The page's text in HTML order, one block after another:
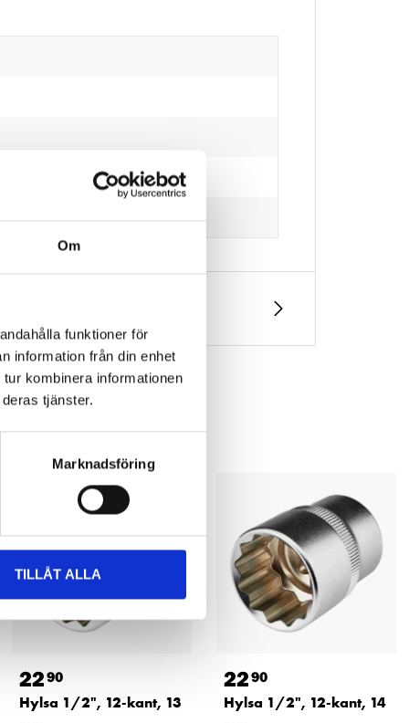
Om
funktioner för
information från din enhet
kombinera informationen
tjänster.
Marknadsföring
TILLÅT ALLA
2290
Hylsa 1/2", 12-kant, 13
2290
Hylsa 1/2", 12-kant, 14